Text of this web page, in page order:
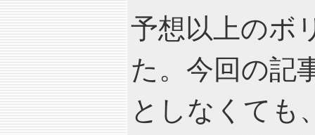
予想以上のボ
た。今回の記
としなくても